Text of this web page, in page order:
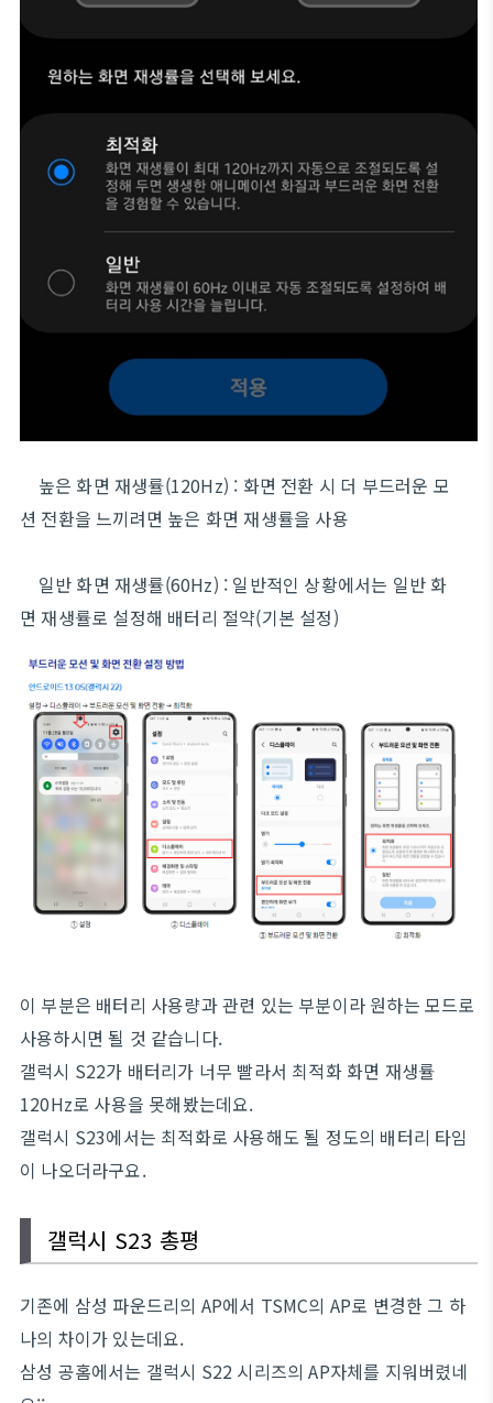
높은 화면 재생률(120Hz) : 화면 전환 시 더 부드러운 모
션 전환을 느끼려면 높은 화면 재생률을 사용
일반 화면 재생률(60Hz) : 일반적인 상황에서는 일반 화
면 재생률로 설정해 배터리 절약(기본 설정)
이 부분은 배터리 사용량과 관련 있는 부분이라 원하는 모드로
사용하시면 될 것 같습니다.
갤럭시 S22가 배터리가 너무 빨라서 최적화 화면 재생률
120Hz로 사용을 못해봤는데요.
갤럭시 S23에서는 최적화로 사용해도 될 정도의 배터리 타임
이 나오더라구요.
갤럭시 S23 총평
기존에 삼성 파운드리의 AP에서 TSMC의 AP로 변경한 그 하
나의 차이가 있는데요.
삼성 공홈에서는 갤럭시 S22 시리즈의 AP자체를 지워버렸네